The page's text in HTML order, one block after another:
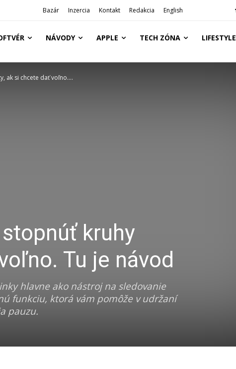
Bazár Inzercia Kontakt Redakcia English
NÁVODY APPLE TECH ZÓNA LIFESTYLE
ak si chcete dať voľno....
kruhy
Tu je návod
hlavne ako nástroj na sledovanie
funkciu, ktorá vám pomôže v udržaní
pauzu.